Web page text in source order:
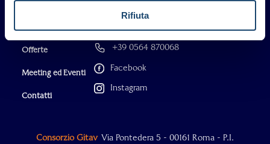
Rifiuta
Offerte
Meeting ed Eventi
Contatti
+39 0564 870068
Facebook
Instagram
Consorzio Gitav Via Pontedera 5 - 00161 Roma - P.I.